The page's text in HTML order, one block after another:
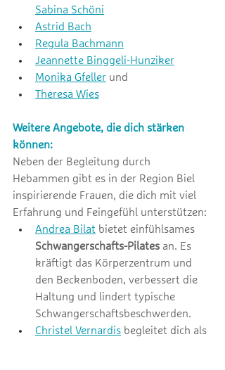
Sabina Schöni
Astrid Bach
Regula Bachmann
Jeannette Binggeli-Hunziker
Monika Gfeller und
Theresa Wies
Weitere Angebote, die dich stärken
können:
Neben der Begleitung durch
Hebammen gibt es in der Region Biel
inspirierende Frauen, die dich mit viel
Erfahrung und Feingefühl unterstützen:
Andrea Bilat bietet einfühlsames
Schwangerschafts-Pilates an. Es
kräftigt das Körperzentrum und
den Beckenboden, verbessert die
Haltung und lindert typische
Schwangerschaftsbeschwerden.
Christel Vernardis begleitet dich als